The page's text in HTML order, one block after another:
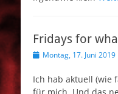
Fridays for
Veröffentlicht
Montag, 17. Juni 2019
Ich hab aktuell (wie